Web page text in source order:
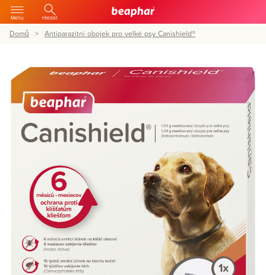
Menu Hledat
Domů Antiparazitní obojek pro velké psy Canishield®